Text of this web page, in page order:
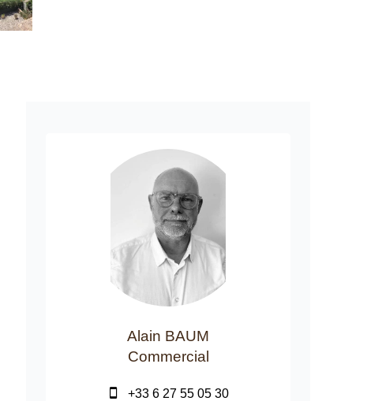
Alain BAUM
Commercial
+33 6 27 55 05 30